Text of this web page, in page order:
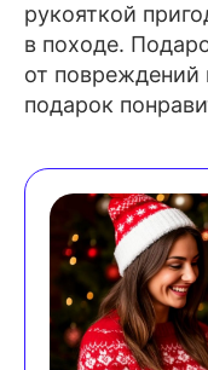
рукояткой
в походе.
от повреждений
подарок